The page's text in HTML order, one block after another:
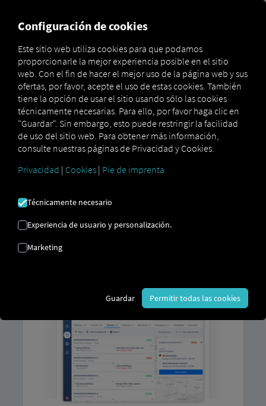
Marketplace Connectors Transporeon Connect
CONEXIÓN
TRANSPOREON
¿Ya utilizas los servicios de nuestro socio
? Entonces puedes
este servicio con datos de nuestros
Configuración de cookies
Este sitio web utiliza cookies para que podamos
proporcionarle la mejor experiencia posible en el sitio
web. Con el fin de hacer el mejor uso de la página web y sus
ofertas, por favor, acepte el uso de estas cookies. También
tiene la opción de usar el sitio usando sólo las cookies
técnicamente necesarias. Para ello, por favor haga clic en
"Guardar". Sin embargo, esto puede restringir la facilidad
de uso del sitio web. Para obtener más información,
consulte nuestras páginas de Privacidad y Cookies.
Privacidad | Cookies | Pie de imprenta
Técnicamente necesario
Experiencia de usuario y personalización.
Marketing
Guardar Permitir todas las cookies